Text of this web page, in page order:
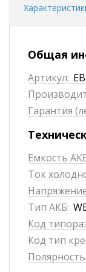
Общая
Артикул:
Гарантия
Емкость
Ток
Тип АКБ:
Код
Код тип